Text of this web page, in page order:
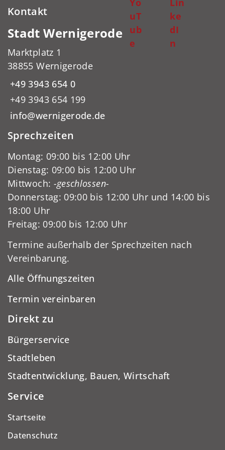
uT
ub
e
ke
dI
n
Kontakt
Stadt Wernigerode
Marktplatz 1
38855 Wernigerode
+49 3943 654 0
+49 3943 654 199
info@wernigerode.de
Sprechzeiten
Montag: 09:00 bis 12:00 Uhr
Dienstag: 09:00 bis 12:00 Uhr
Mittwoch: -geschlossen-
Donnerstag: 09:00 bis 12:00 Uhr und 14:00 bis
18:00 Uhr
Freitag: 09:00 bis 12:00 Uhr
Termine außerhalb der Sprechzeiten nach
Vereinbarung.
Alle Öffnungszeiten
Termin vereinbaren
Direkt zu
Bürgerservice
Stadtleben
Stadtentwicklung, Bauen, Wirtschaft
Service
Startseite
Datenschutz